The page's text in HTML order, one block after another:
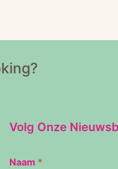
Volg Onze
Naam *